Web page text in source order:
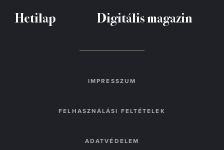
Hetilap Digitális magazin
IMPRESSZUM
FELHASZNÁLÁSI FELTÉTELEK
ADATVÉDELEM